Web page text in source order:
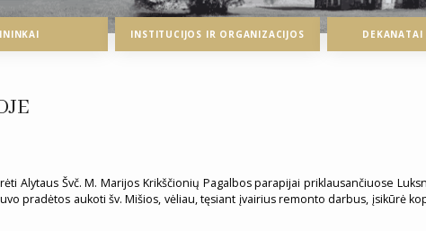
INSTITUCIJOS IR ORGANIZACIJOS DEKANATAI
Alytaus Švč. M. Marijos Krikščionių Pagalbos parapijai priklausančiuose
pradėtos aukoti šv. Mišios, vėliau, tęsiant įvairius remonto darbus, įsikūrė